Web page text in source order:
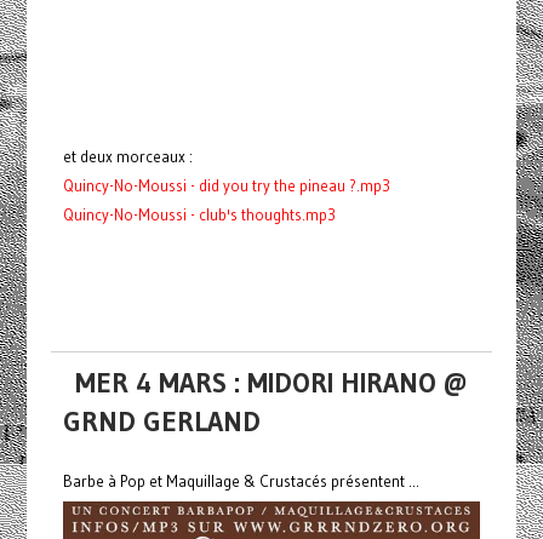
et deux morceaux :
Quincy-No-Moussi - did you try the pineau ?.mp3
Quincy-No-Moussi - club's thoughts.mp3
MER 4 MARS : MIDORI HIRANO @
GRND GERLAND
Barbe à Pop et Maquillage & Crustacés présentent ...